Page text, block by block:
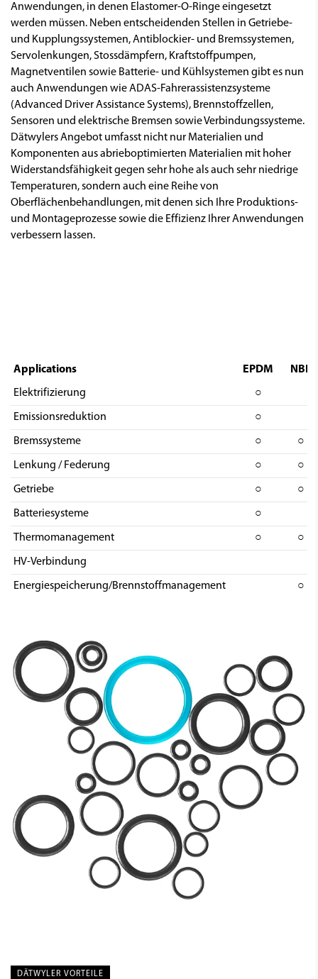
Anwendungen, in denen Elastomer-O-Ringe eingesetzt
werden müssen. Neben entscheidenden Stellen in Getriebe-
und Kupplungssystemen, Antiblockier- und Bremssystemen,
Servolenkungen, Stossdämpfern, Kraftstoffpumpen,
Magnetventilen sowie Batterie- und Kühlsystemen gibt es nun
auch Anwendungen wie ADAS-Fahrerassistenzsysteme
(Advanced Driver Assistance Systems), Brennstoffzellen,
Sensoren und elektrische Bremsen sowie Verbindungssysteme.
Dätwylers Angebot umfasst nicht nur Materialien und
Komponenten aus abrieboptimierten Materialien mit hoher
Widerstandsfähigkeit gegen sehr hohe als auch sehr niedrige
Temperaturen, sondern auch eine Reihe von
Oberflächenbehandlungen, mit denen sich Ihre Produktions-
und Montageprozesse sowie die Effizienz Ihrer Anwendungen
verbessern lassen.
Applications EPDM NBR
Elektrifizierung ○
Emissionsreduktion ○
Bremssysteme ○ ○
Lenkung / Federung ○ ○
Getriebe ○ ○
Batteriesysteme ○
Thermomanagement ○ ○
HV-Verbindung
Energiespeicherung/Brennstoffmanagement ○
DÄTWYLER VORTEILE